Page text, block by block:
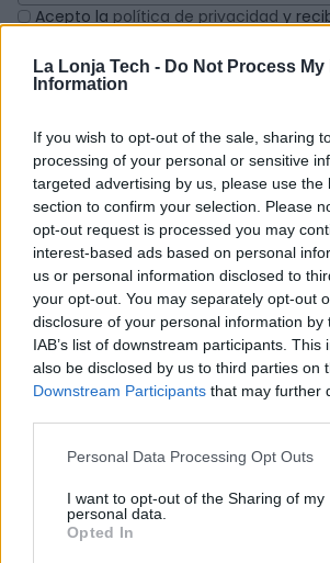
La Lonja Tech - Do Not Process My
Information
If you wish to opt-out of the sale, sharing
processing of your personal or sensitive
targeted advertising by us, please use the
section to confirm your selection. Please
opt-out request is processed you may
interest-based ads based on personal
us or personal information disclosed to
your opt-out. You may separately opt-out
disclosure of your personal information by
IAB’s list of downstream participants. This
also be disclosed by us to third parties on
Downstream Participants that may further
Personal Data Processing Opt Outs
I want to opt-out of the Sharing of my
personal data.
Opted In
Acepto la política de privacidad y
iniciativa La Lonja.
¡Enviar!
Inicio
Programa de aceleración de
empresas
Programa FIWARE Tech
Empresas
Equipo
Contacto
Puente Pt Muelle Levante, 1